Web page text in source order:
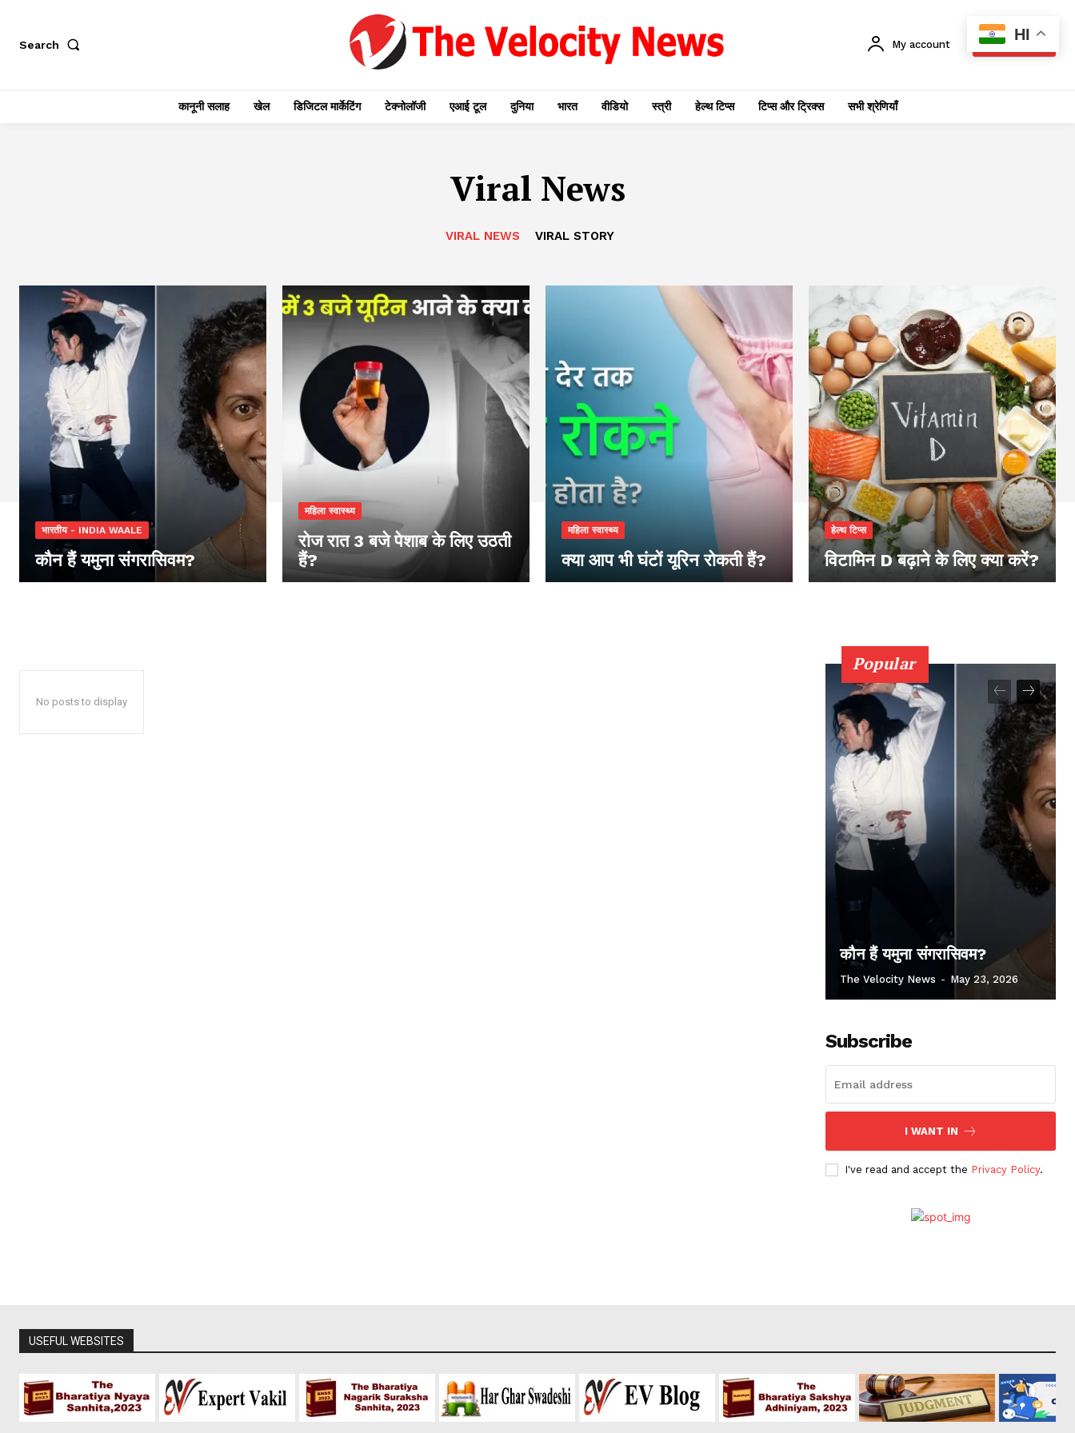
Search My account SUBSCRIBE
कानूनी सलाह खेल डिजिटल मार्केटिंग टेक्नोलॉजी एआई टूल दुनिया भारत वीडियो स्त्री हेल्थ टिप्स टिप्स और ट्रिक्स सभी श्रेणियाँ
Viral News
VIRAL NEWS VIRAL STORY
भारतीय - INDIA WAALE
कौन हैं यमुना संगरासिवम?
महिला स्वास्थ्य
रोज रात 3 बजे पेशाब के लिए उठती
हैं?
महिला स्वास्थ्य
क्या आप भी घंटों यूरिन रोकती हैं?
हेल्थ टिप्स
विटामिन D बढ़ाने के लिए क्या करें?
No posts to display
Popular
कौन हैं यमुना संगरासिवम?
The Velocity News - May 23, 2026
Subscribe
I WANT IN
I've read and accept the Privacy Policy.
USEFUL WEBSITES
HI